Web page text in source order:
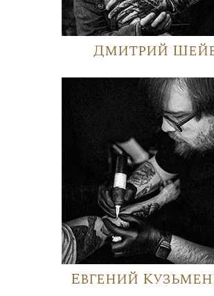
Дмитрий
Евгений